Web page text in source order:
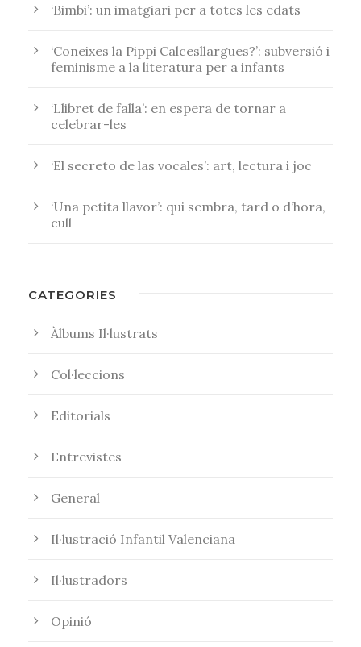
‘Bimbi’: un imatgiari per a totes les edats
‘Coneixes la Pippi Calcesllargues?’: subversió i
feminisme a la literatura per a infants
‘Llibret de falla’: en espera de tornar a
celebrar-les
‘El secreto de las vocales’: art, lectura i joc
‘Una petita llavor’: qui sembra, tard o d’hora,
cull
CATEGORIES
Àlbums Il·lustrats
Col·leccions
Editorials
Entrevistes
General
Il·lustració Infantil Valenciana
Il·lustradors
Opinió